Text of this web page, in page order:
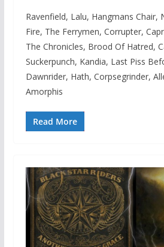
Ravenfield, Lalu, Hangmans Chair,
Fire, The Ferrymen, Corrupter,
The Chronicles, Brood Of Hatred,
Suckerpunch, Kandia, Last Piss
Dawnrider, Hath, Corpsegrinder,
Amorphis
Read More